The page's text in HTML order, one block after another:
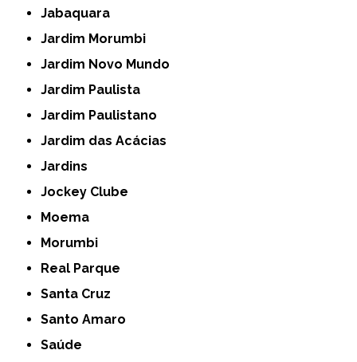
Jabaquara
Jardim Morumbi
Jardim Novo Mundo
Jardim Paulista
Jardim Paulistano
Jardim das Acácias
Jardins
Jockey Clube
Moema
Morumbi
Real Parque
Santa Cruz
Santo Amaro
Saúde